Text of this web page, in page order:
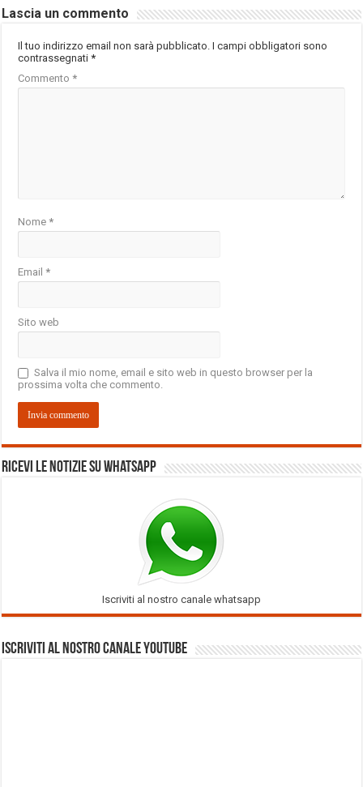
Lascia un commento
Il tuo indirizzo email non sarà pubblicato. I campi obbligatori sono
contrassegnati*
Commento*
Nome*
Email*
Sito web
Salva il mio nome, email e sito web in questo browser per la
prossima volta che commento.
Ricevi le notizie su Whatsapp
Iscriviti al nostro canale whatsapp
Iscriviti al nostro Canale Youtube